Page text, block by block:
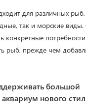
для различных
так и морские
конкретные
рыб, прежде чем
большой
нового